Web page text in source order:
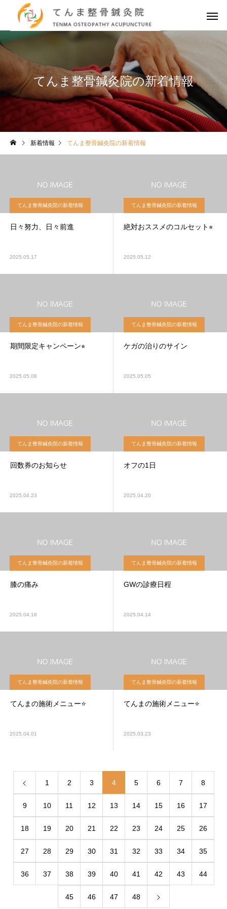
てんま整骨鍼灸院の新着情報
新着情報 てんま整骨鍼灸院の新着情報
てんま整骨鍼灸院の新着情報
日々努力、日々前進
2025.05.17
てんま整骨鍼灸院の新着情報
絶対おススメのコルセット⭐︎
2025.05.12
てんま整骨鍼灸院の新着情報
期間限定キャンペーン⭐︎
2025.05.08
てんま整骨鍼灸院の新着情報
ケガの治りのサイン
2025.05.05
てんま整骨鍼灸院の新着情報
回数券のお知らせ
2025.04.23
てんま整骨鍼灸院の新着情報
オフの1日
2025.04.20
てんま整骨鍼灸院の新着情報
膝の痛み
2025.04.18
てんま整骨鍼灸院の新着情報
GWの診療日程
2025.04.14
てんま整骨鍼灸院の新着情報
てんまの施術メニュー⭐️
2025.04.01
てんま整骨鍼灸院の新着情報
てんまの施術メニュー⭐️
2025.03.23
1 2 3 4 5 6 7 8
9 10 11 12 13 14 15 16 17
18 19 20 21 22 23 24 25 26
27 28 29 30 31 32 33 34 35
36 37 38 39 40 41 42 43 44
45 46 47 48